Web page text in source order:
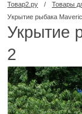
Товар2.ру / Товары
Укрытие рыбака
Укрытие
2